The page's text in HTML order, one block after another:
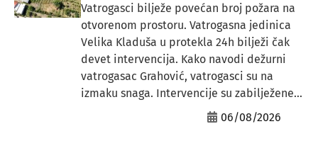
Vatrogasci bilježe povećan broj požara na
otvorenom prostoru. Vatrogasna jedinica
Velika Kladuša u protekla 24h bilježi čak
devet intervencija. Kako navodi dežurni
vatrogasac Grahović, vatrogasci su na
izmaku snaga. Intervencije su zabilježene...
06/08/2026